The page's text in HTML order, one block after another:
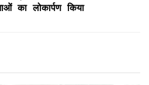
y
का लोकार्पण किया